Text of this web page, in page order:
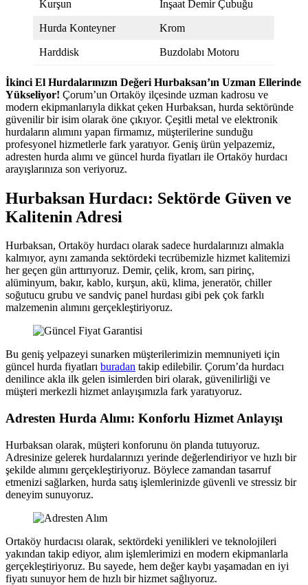
Kurşun İnşaat Demir Çubuğu
Hurda Konteyner Krom
Harddisk Buzdolabı Motoru
İkinci El Hurdalarınızın Değeri Hurbaksan’ın Uzman Ellerinde
Yükseliyor! Çorum’un Ortaköy ilçesinde uzman kadrosu ve
modern ekipmanlarıyla dikkat çeken Hurbaksan, hurda sektöründe
güvenilir bir isim olarak öne çıkıyor. Çeşitli metal ve elektronik
hurdaların alımını yapan firmamız, müşterilerine sunduğu
profesyonel hizmetlerle fark yaratıyor. Geniş ürün yelpazemiz,
adresten hurda alımı ve güncel hurda fiyatları ile Ortaköy hurdacı
arayışlarınıza son veriyoruz.
Hurbaksan Hurdacı: Sektörde Güven ve
Kalitenin Adresi
Hurbaksan, Ortaköy hurdacı olarak sadece hurdalarınızı almakla
kalmıyor, aynı zamanda sektördeki tecrübemizle hizmet kalitemizi
her geçen gün arttırıyoruz. Demir, çelik, krom, sarı pirinç,
alüminyum, bakır, kablo, kurşun, akü, klima, jeneratör, chiller
soğutucu grubu ve sandviç panel hurdası gibi pek çok farklı
malzemenin alımını gerçekleştiriyoruz.
Bu geniş yelpazeyi sunarken müşterilerimizin memnuniyeti için
güncel hurda fiyatları buradan takip edilebilir. Çorum’da hurdacı
denilince akla ilk gelen isimlerden biri olarak, güvenilirliği ve
müşteri merkezli hizmet anlayışımızla fark yaratıyoruz.
Adresten Hurda Alımı: Konforlu Hizmet Anlayışı
Hurbaksan olarak, müşteri konforunu ön planda tutuyoruz.
Adresinize gelerek hurdalarınızı yerinde değerlendiriyor ve hızlı bir
şekilde alımını gerçekleştiriyoruz. Böylece zamandan tasarruf
etmenizi sağlarken, hurda satış işlemlerinizde güvenli ve stressiz bir
deneyim sunuyoruz.
Ortaköy hurdacısı olarak, sektördeki yenilikleri ve teknolojileri
yakından takip ediyor, alım işlemlerimizi en modern ekipmanlarla
gerçekleştiriyoruz. Bu sayede, hem değer kaybı yaşamadan en iyi
fiyatı sunuyor hem de hızlı bir hizmet sağlıyoruz.